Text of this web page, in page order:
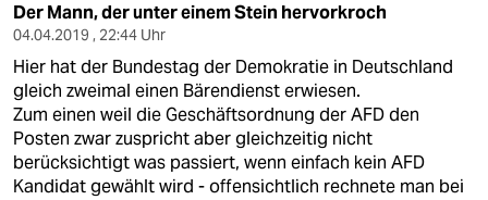
Der Mann, der unter einem Stein hervorkroch
04.04.2019 , 22:44 Uhr
Hier hat der Bundestag der Demokratie in Deutschland
gleich zweimal einen Bärendienst erwiesen.
Zum einen weil die Geschäftsordnung der AFD den
Posten zwar zuspricht aber gleichzeitig nicht
berücksichtigt was passiert, wenn einfach kein AFD
Kandidat gewählt wird - offensichtlich rechnete man bei